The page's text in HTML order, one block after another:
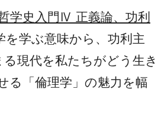
学史入門Ⅳ 正義論、功利
を学ぶ意味から、功利主
現代を私たちがどう生き
る「倫理学」の魅力を幅